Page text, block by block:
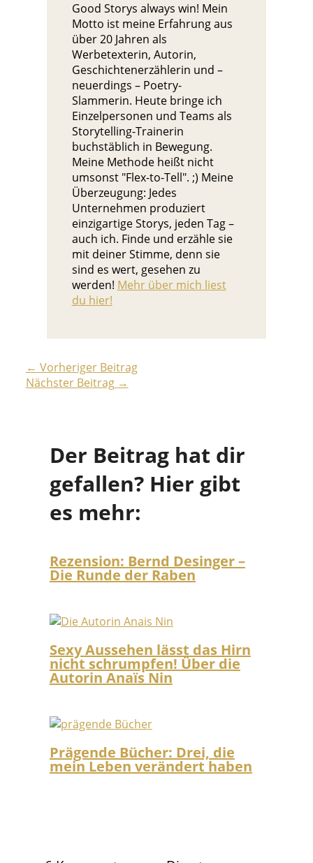
Good Storys always win! Mein
Motto ist meine Erfahrung aus
über 20 Jahren als
Werbetexterin, Autorin,
Geschichtenerzählerin und –
neuerdings – Poetry-
Slammerin. Heute bringe ich
Einzelpersonen und Teams als
Storytelling-Trainerin
buchstäblich in Bewegung.
Meine Methode heißt nicht
umsonst "Flex-to-Tell". ;) Meine
Überzeugung: Jedes
Unternehmen produziert
einzigartige Storys, jeden Tag –
auch ich. Finde und erzähle sie
mit deiner Stimme, denn sie
sind es wert, gesehen zu
werden! Mehr über mich liest
du hier!
← Vorheriger Beitrag
Nächster Beitrag →
Der Beitrag hat dir
gefallen? Hier gibt
es mehr:
Rezension: Bernd Desinger –
Die Runde der Raben
Sexy Aussehen lässt das Hirn
nicht schrumpfen! Über die
Autorin Anaïs Nin
Prägende Bücher: Drei, die
mein Leben verändert haben